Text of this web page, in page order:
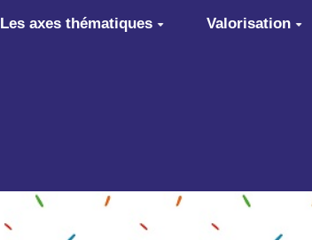
Les axes thématiques Valorisation